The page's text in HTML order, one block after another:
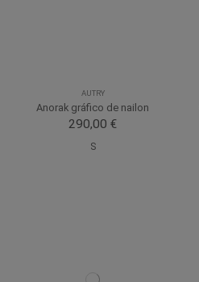
AUTRY
Anorak gráfico de nailon
290,00 €
S